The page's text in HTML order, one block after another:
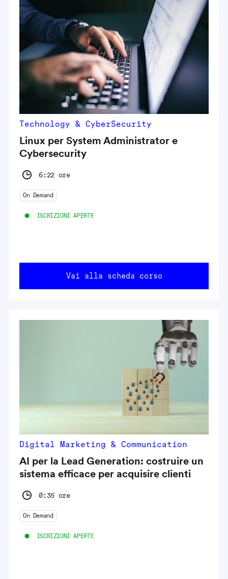
Technology & CyberSecurity
Linux per System Administrator e
Cybersecurity
6:22 ore
On Demand
ISCRIZIONI APERTE
Vai alla scheda corso
Digital Marketing & Communication
AI per la Lead Generation: costruire un
sistema efficace per acquisire clienti
0:35 ore
On Demand
ISCRIZIONI APERTE